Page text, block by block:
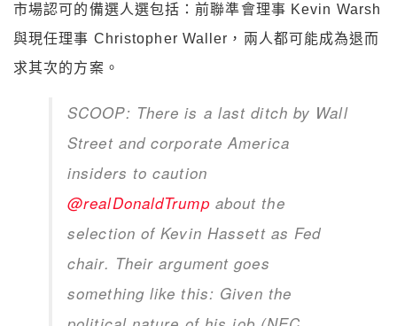
市場認可的備選人選包括：前聯準會理事 Kevin Warsh
與現任理事 Christopher Waller，兩人都可能成為退而
求其次的方案。
SCOOP: There is a last ditch by Wall
Street and corporate America
insiders to caution
@realDonaldTrump about the
selection of Kevin Hassett as Fed
chair. Their argument goes
something like this: Given the